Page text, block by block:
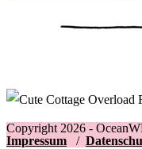
Copyright 2026 -
Impressum /